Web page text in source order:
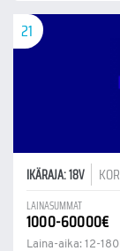
21
IKÄRAJA: 18V
LAINASUMMAT
1000-60000€
Laina-aika: 12-